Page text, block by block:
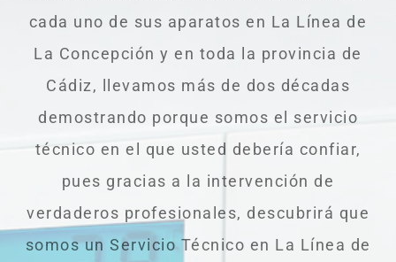
cada uno de sus aparatos en La Línea de
La Concepción y en toda la provincia de
Cádiz, llevamos más de dos décadas
demostrando porque somos el servicio
técnico en el que usted debería confiar,
pues gracias a la intervención de
verdaderos profesionales, descubrirá que
somos un Servicio Técnico en La Línea de